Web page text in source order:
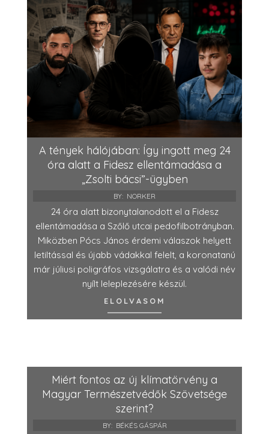
A tények hálójában: Így ingott meg 24
óra alatt a Fidesz ellentámadása a
„Zsolti bácsi”-ügyben
BY: NORKER
24 óra alatt bizonytalanodott el a Fidesz
ellentámadása a Szőlő utcai pedofilbotrányban.
Miközben Pócs János érdemi válaszok helyett
letiltással és újabb vádakkal felelt, a koronatanú
már júliusi poligráfos vizsgálatra és a valódi név
nyílt leleplezésére készül.
ELOLVASOM
Miért fontos az új klímatörvény a
Magyar Természetvédők Szövetsége
szerint?
BY: BÉKÉS GÁSPÁR